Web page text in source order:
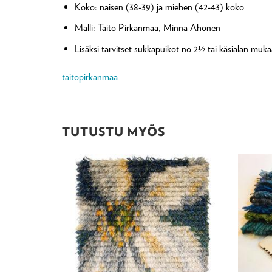
Koko: naisen (38-39) ja miehen (42-43) koko
Malli: Taito Pirkanmaa, Minna Ahonen
Lisäksi tarvitset sukkapuikot no 2½ tai käsialan
taitopirkanmaa
TUTUSTU MYÖS